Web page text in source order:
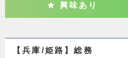
興味あり
【兵庫/姫路】総務